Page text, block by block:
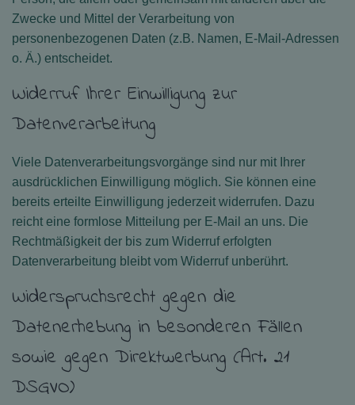
Zwecke und Mittel der Verarbeitung von
personenbezogenen Daten (z.B. Namen, E-Mail-Adressen
o. Ä.) entscheidet.
Widerruf Ihrer Einwilligung zur
Datenverarbeitung
Viele Datenverarbeitungsvorgänge sind nur mit Ihrer
ausdrücklichen Einwilligung möglich. Sie können eine
bereits erteilte Einwilligung jederzeit widerrufen. Dazu
reicht eine formlose Mitteilung per E-Mail an uns. Die
Rechtmäßigkeit der bis zum Widerruf erfolgten
Datenverarbeitung bleibt vom Widerruf unberührt.
Widerspruchsrecht gegen die
Datenerhebung in besonderen Fällen
sowie gegen Direktwerbung (Art. 21
DSGVO)